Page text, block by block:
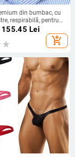
din bumbac, cu
respirabilă, pentru
plus
Lei
add_shopping_cart